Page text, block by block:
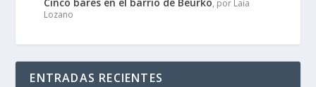
Cinco bares en el barrio de Beurko, por Laia
Lozano
ENTRADAS RECIENTES